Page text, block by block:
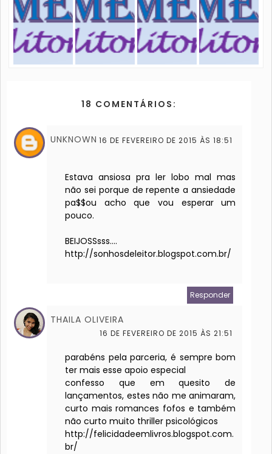
18 COMENTÁRIOS:
UNKNOWN 16 DE FEVEREIRO DE 2015 ÀS 18:51
Estava ansiosa pra ler lobo mal mas
não sei porque de repente a ansiedade
pa$$ou acho que vou esperar um
pouco.
BEIJOSSsss....
http://sonhosdeleitor.blogspot.com.br/
Responder
THAILA OLIVEIRA
16 DE FEVEREIRO DE 2015 ÀS 21:51
parabéns pela parceria, é sempre bom
ter mais esse apoio especial
confesso que em quesito de
lançamentos, estes não me animaram,
curto mais romances fofos e também
não curto muito thriller psicológicos
http://felicidadeemlivros.blogspot.com.
br/